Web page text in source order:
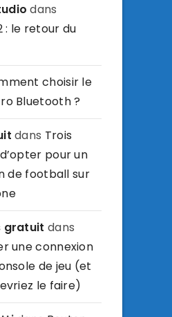
dans
: le retour du
choisir le
Bluetooth ?
dans Trois
pour un
de football sur
gratuit dans
une connexion
de jeu (et
le faire)